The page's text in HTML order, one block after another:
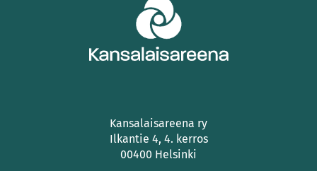
Kansalaisareena ry
Ilkantie 4, 4. kerros
00400 Helsinki